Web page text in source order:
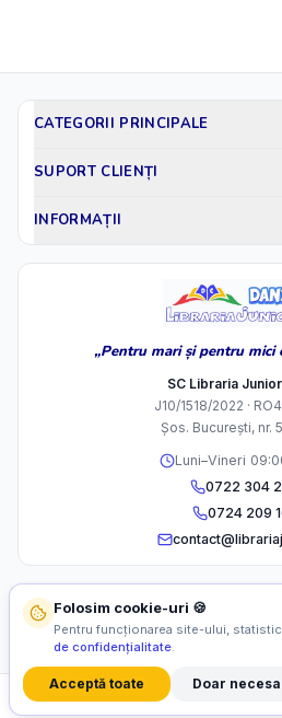
CATEGORII PRINCIPALE
SUPORT CLIENȚI
INFORMAȚII
„Pentru mari și pentru mici
SC Libraria
J10/1518/2022 ·
Șos. București, nr.
Luni–Vineri
0722 304
0724 209
©2026SC Libraria Junior S.R.L.
Folosim cookie-uri 🍪
Pentru funcționarea site-ului,
de confidențialitate.
Acceptă toate Doar